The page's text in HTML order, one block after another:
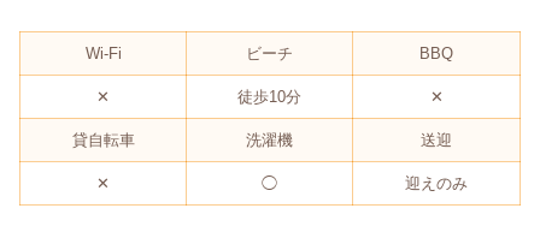
Wi-Fi ビーチ BBQ
✕ 徒歩10分 ✕
貸自転車 洗濯機 送迎
✕ ◯ 迎えのみ